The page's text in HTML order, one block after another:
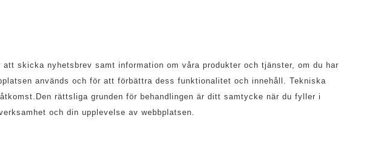
skicka nyhetsbrev samt information om våra produkter och tjänster, om du har
används och för att förbättra dess funktionalitet och innehåll. Tekniska
rättsliga grunden för behandlingen är ditt samtycke när du fyller i
och din upplevelse av webbplatsen.